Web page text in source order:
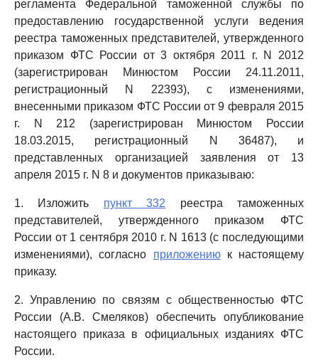
регламента Федеральной таможенной службы по
предоставлению государственной услуги ведения
реестра таможенных представителей, утвержденного
приказом ФТС России от 3 октября 2011 г. N 2012
(зарегистрирован Минюстом России 24.11.2011,
регистрационный N 22393), с изменениями,
внесенными приказом ФТС России от 9 февраля 2015
г. N 212 (зарегистрирован Минюстом России
18.03.2015, регистрационный N 36487), и
представленных организацией заявления от 13
апреля 2015 г. N 8 и документов приказываю:
1. Изложить пункт 332 реестра таможенных
представителей, утвержденного приказом ФТС
России от 1 сентября 2010 г. N 1613 (с последующими
изменениями), согласно приложениюк настоящему
приказу.
2. Управлению по связям с общественностью ФТС
России (А.В. Смеляков) обеспечить опубликование
настоящего приказа в официальных изданиях ФТС
России.